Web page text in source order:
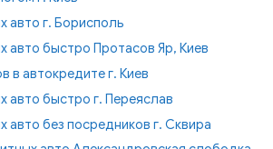
авто г. Борисполь
авто быстро Протасов Яр, Киев
в автокредите г. Киев
авто быстро г. Переяслав
авто без посредников г. Сквира